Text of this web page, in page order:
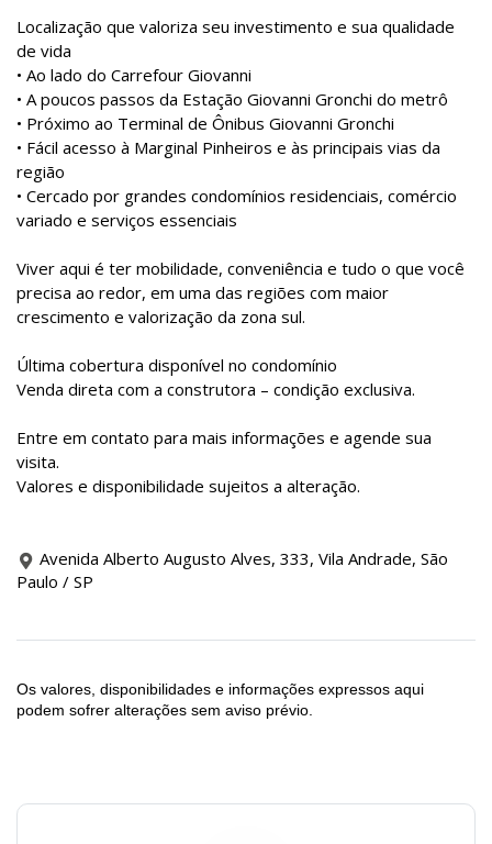
Localização que valoriza seu investimento e sua qualidade
de vida
• Ao lado do Carrefour Giovanni
• A poucos passos da Estação Giovanni Gronchi do metrô
• Próximo ao Terminal de Ônibus Giovanni Gronchi
• Fácil acesso à Marginal Pinheiros e às principais vias da
região
• Cercado por grandes condomínios residenciais, comércio
variado e serviços essenciais
Viver aqui é ter mobilidade, conveniência e tudo o que você
precisa ao redor, em uma das regiões com maior
crescimento e valorização da zona sul.
Última cobertura disponível no condomínio
Venda direta com a construtora – condição exclusiva.
Entre em contato para mais informações e agende sua
visita.
Valores e disponibilidade sujeitos a alteração.
Avenida Alberto Augusto Alves, 333, Vila Andrade, São
Paulo / SP
Os valores, disponibilidades e informações expressos aqui
podem sofrer alterações sem aviso prévio.